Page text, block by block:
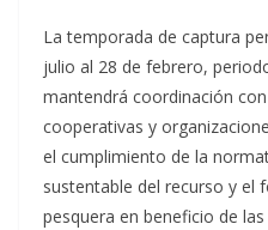
La temporada de captura
julio al 28 de febrero,
mantendrá coordinación
cooperativas y
el cumplimiento de la
sustentable del recurso y el
pesquera en beneficio de